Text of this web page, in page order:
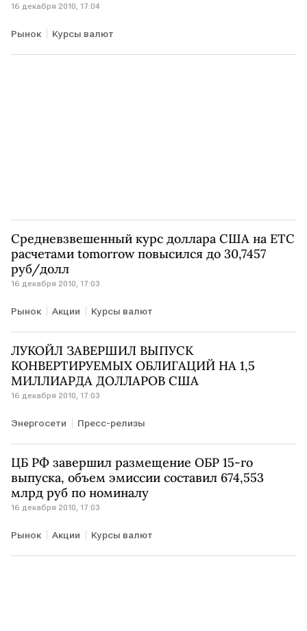
16 декабря 2010, 17:04
Рынок Курсы валют
Средневзвешенный курс доллара США на ЕТС
расчетами tomorrow повысился до 30,7457
руб/долл
16 декабря 2010, 17:03
Рынок Акции Курсы валют
ЛУКОЙЛ ЗАВЕРШИЛ ВЫПУСК
КОНВЕРТИРУЕМЫХ ОБЛИГАЦИЙ НА 1,5
МИЛЛИАРДА ДОЛЛАРОВ США
16 декабря 2010, 17:03
Энергосети Пресс-релизы
ЦБ РФ завершил размещение ОБР 15-го
выпуска, объем эмиссии составил 674,553
млрд руб по номиналу
16 декабря 2010, 17:03
Рынок Акции Курсы валют